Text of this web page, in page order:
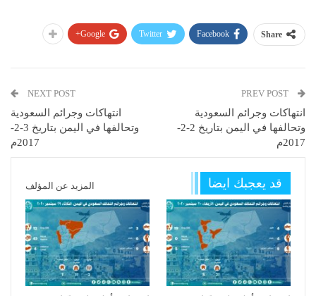
Share
Facebook
Twitter
Google+
انتهاكات وجرائم السعودية
وتحالفها في اليمن بتاريخ 2-2-
2017م
NEXT POST
انتهاكات وجرائم السعودية
وتحالفها في اليمن بتاريخ 3-2-
2017م
قد يعجبك ايضا المزيد عن المؤلف